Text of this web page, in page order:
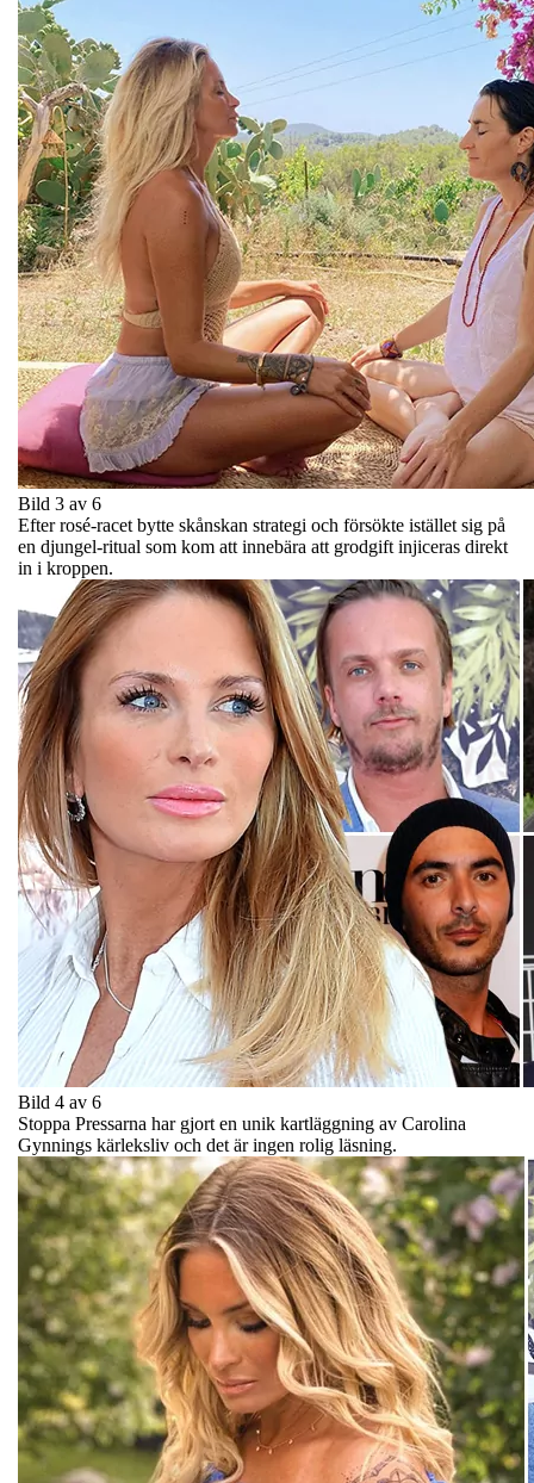
Bild 3 av 6
Efter rosé-racet bytte skånskan strategi och försökte istället sig på
en djungel-ritual som kom att innebära att grodgift injiceras direkt
in i kroppen.
Bild 4 av 6
Stoppa Pressarna har gjort en unik kartläggning av Carolina
Gynnings kärleksliv och det är ingen rolig läsning.